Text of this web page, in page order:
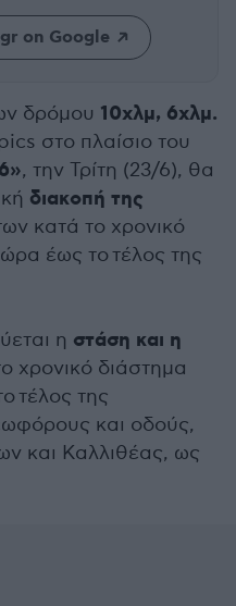
on Google
δρόμου 10χλμ, 6χλμ.
στο πλαίσιο του
, την Τρίτη (23/6), θα
διακοπή της
κατά το χρονικό
έως το τέλος της
η στάση και η
χρονικό διάστημα
τέλος της
και οδούς,
και Καλλιθέας, ως